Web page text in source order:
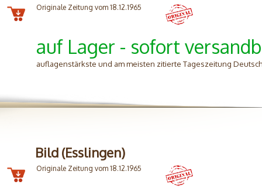
Originale Zeitung vom 18.12.1965
auf Lager - sofort
auflagenstärkste und am meisten zitierte Tageszeitung
Bild (Esslingen)
Originale Zeitung vom 18.12.1965